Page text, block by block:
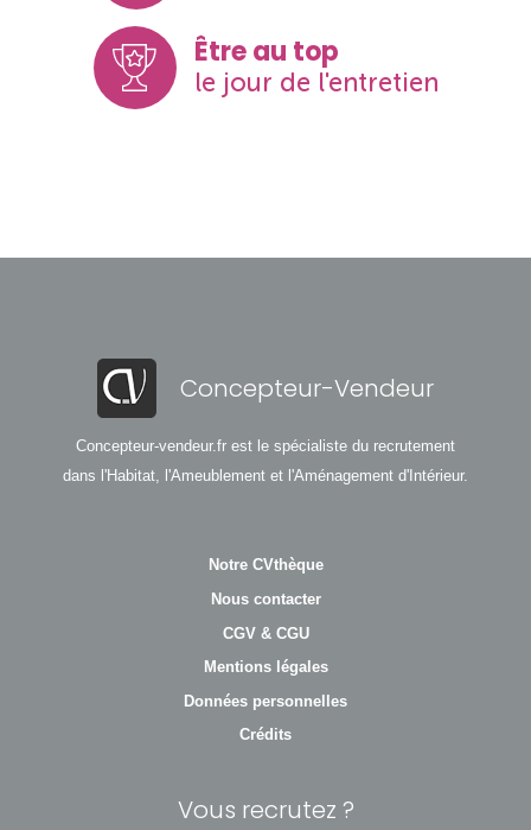
Être au top
le jour de l'entretien
Concepteur-Vendeur
Concepteur-vendeur.fr est le spécialiste du recrutement
dans l'Habitat, l'Ameublement et l'Aménagement d'Intérieur.
Notre CVthèque
Nous contacter
CGV & CGU
Mentions légales
Données personnelles
Crédits
Vous recrutez ?